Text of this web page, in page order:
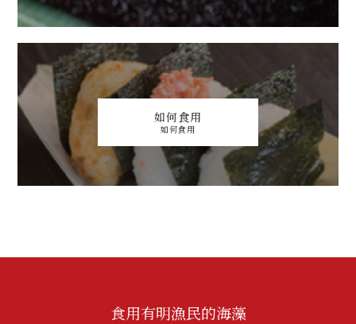
如何食用
如何食用
食用有明漁民的海藻